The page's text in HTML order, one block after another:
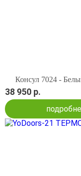
Консул 7024 -
38 950 р.